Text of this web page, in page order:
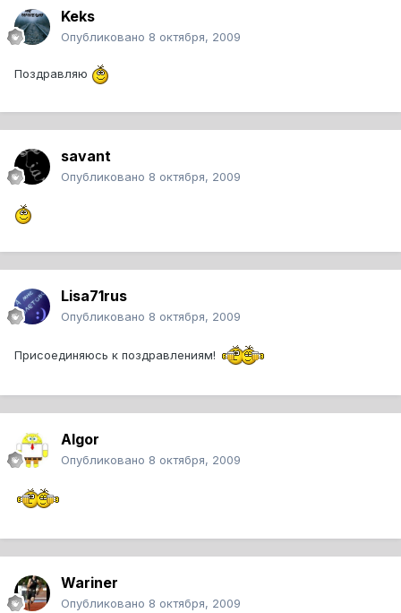
Keks
Опубликовано 8 октября, 2009
Поздравляю
savant
Опубликовано 8 октября, 2009
Lisa71rus
Опубликовано 8 октября, 2009
Присоединяюсь к поздравлениям!
Algor
Опубликовано 8 октября, 2009
Wariner
Опубликовано 8 октября, 2009